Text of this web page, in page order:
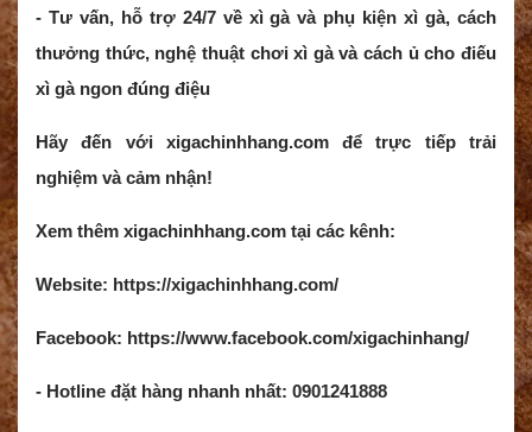
- Tư vấn, hỗ trợ 24/7 về xì gà và phụ kiện xì gà, cách
thưởng thức, nghệ thuật chơi xì gà và cách ủ cho điếu
xì gà ngon đúng điệu
Hãy đến với xigachinhhang.com để trực tiếp trải
nghiệm và cảm nhận!
Xem thêm xigachinhhang.com tại các kênh:
Website: https://xigachinhhang.com/
Facebook: https://www.facebook.com/xigachinhang/
- Hotline đặt hàng nhanh nhất: 0901241888